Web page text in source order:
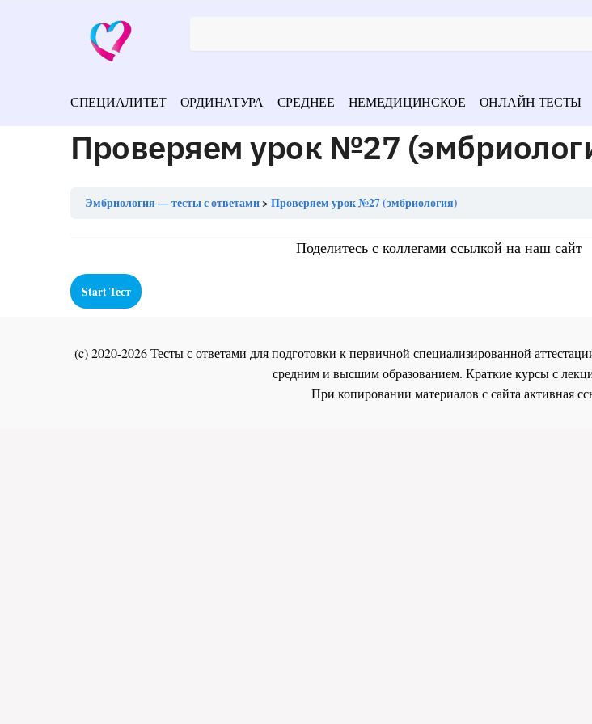
СПЕЦИАЛИТЕТ ОРДИНАТУРА СРЕДНЕЕ НЕМЕДИЦИНСКОЕ ОНЛАЙН ТЕСТЫ
Проверяем урок №27
Эмбриология — тесты с ответами Проверяем урок №27 (эмбриология)
Поделитесь с коллегами ссылкой на наш сайт
(c) 2020-2026 Тесты с ответами для подготовки к первичной специализированной
средним и высшим образованием. Краткие курсы с
При копировании материалов с сайта активная